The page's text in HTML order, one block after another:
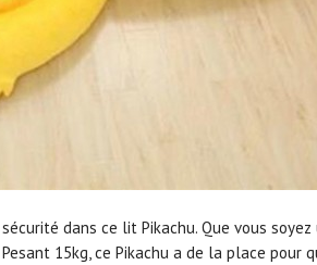
dans ce lit Pikachu. Que vous soyez
15kg, ce Pikachu a de la place pour